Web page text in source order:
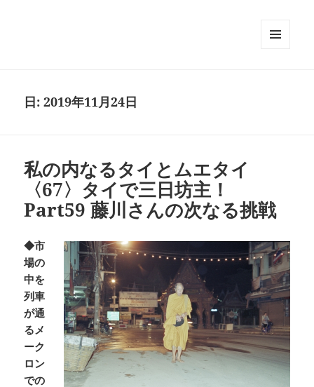
日:2019年11月24日
私の内なるタイとムエタイ
〈67〉タイで三日坊主！
Part59 藤川さんの次なる挑戦
◆市
場の
中を
列車
が通
るメ
ーク
ロン
での